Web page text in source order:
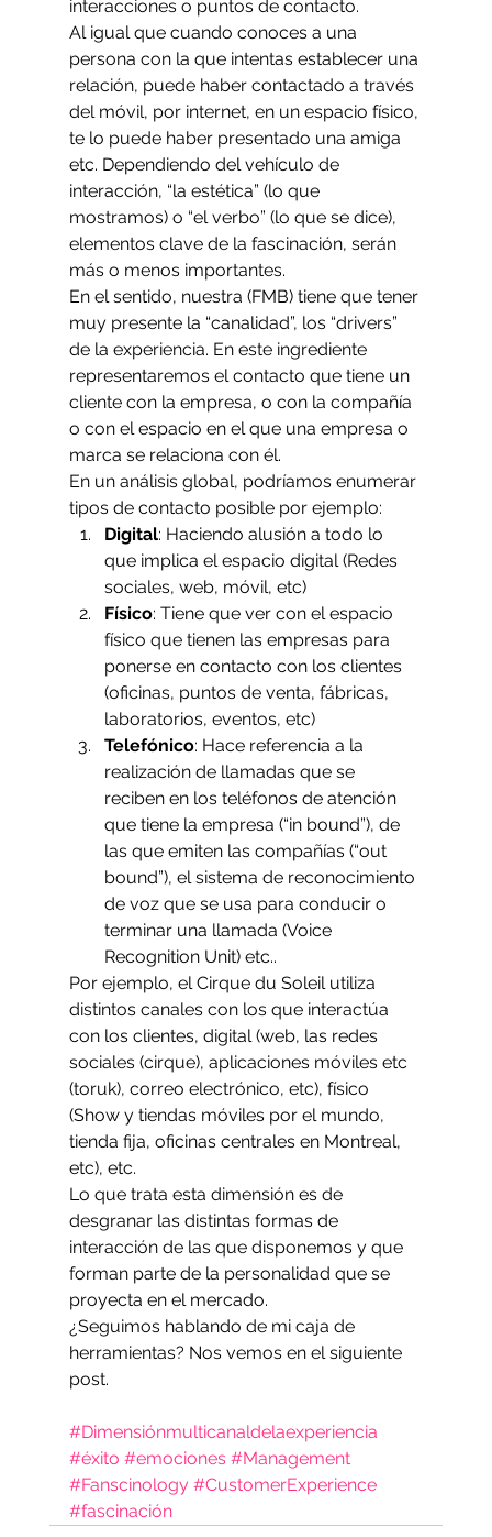
interacciones o puntos de contacto.
Al igual que cuando conoces a una
persona con la que intentas establecer una
relación, puede haber contactado a través
del móvil, por internet, en un espacio físico,
te lo puede haber presentado una amiga
etc. Dependiendo del vehículo de
interacción, “la estética” (lo que
mostramos) o “el verbo” (lo que se dice),
elementos clave de la fascinación, serán
más o menos importantes.
En el sentido, nuestra (FMB) tiene que tener
muy presente la “canalidad”, los “drivers”
de la experiencia. En este ingrediente
representaremos el contacto que tiene un
cliente con la empresa, o con la compañía
o con el espacio en el que una empresa o
marca se relaciona con él.
En un análisis global, podríamos enumerar
tipos de contacto posible por ejemplo:
Digital: Haciendo alusión a todo lo
que implica el espacio digital (Redes
sociales, web, móvil, etc)
Físico: Tiene que ver con el espacio
físico que tienen las empresas para
ponerse en contacto con los clientes
(oficinas, puntos de venta, fábricas,
laboratorios, eventos, etc)
Telefónico: Hace referencia a la
realización de llamadas que se
reciben en los teléfonos de atención
que tiene la empresa (“in bound”), de
las que emiten las compañías (“out
bound”), el sistema de reconocimiento
de voz que se usa para conducir o
terminar una llamada (Voice
Recognition Unit) etc..
Por ejemplo, el Cirque du Soleil utiliza
distintos canales con los que interactúa
con los clientes, digital (web, las redes
sociales (cirque), aplicaciones móviles etc
(toruk), correo electrónico, etc), físico
(Show y tiendas móviles por el mundo,
tienda fija, oficinas centrales en Montreal,
etc), etc.
Lo que trata esta dimensión es de
desgranar las distintas formas de
interacción de las que disponemos y que
forman parte de la personalidad que se
proyecta en el mercado.
¿Seguimos hablando de mi caja de
herramientas? Nos vemos en el siguiente
post.
#Dimensiónmulticanaldelaexperiencia
#éxito #emociones #Management
#Fanscinology #CustomerExperience
#fascinación